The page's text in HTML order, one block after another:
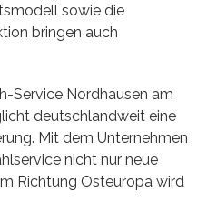
sowie die
bringen auch
Service Nordhausen am
deutschlandweit eine
Mit dem Unternehmen
nicht nur neue
Richtung Osteuropa wird